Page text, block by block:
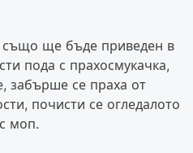
също ще бъде приведен в
пода с прахосмукачка,
забърше се праха от
почисти се огледалото
моп.